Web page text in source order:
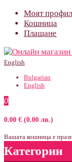
Моят профил
Кошница
Плащане
English
Bulgarian
English
0
0.00 € (0.00 лв.)
Вашата кошница е
Категории